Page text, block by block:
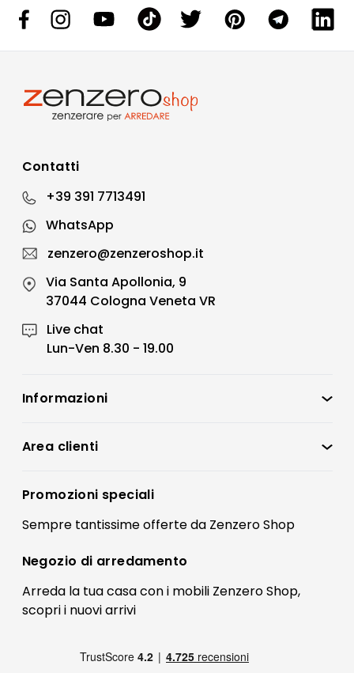
Contatti
+39 391 7713491
WhatsApp
zenzero@zenzeroshop.it
Via Santa Apollonia, 9
37044 Cologna Veneta VR
Live chat
Lun-Ven 8.30 - 19.00
Informazioni
Condizioni di vendita
Preferenze Cookies
Termini e condizioni
Contatti
FAQ
Pagamenti
Area clienti
Registrati
Il mio account
Promozioni speciali
Sempre tantissimeofferteda Zenzero Shop
Negozio di arredamento
Arreda la tua casa con i mobili Zenzero Shop,
scopri i nuovi arrivi